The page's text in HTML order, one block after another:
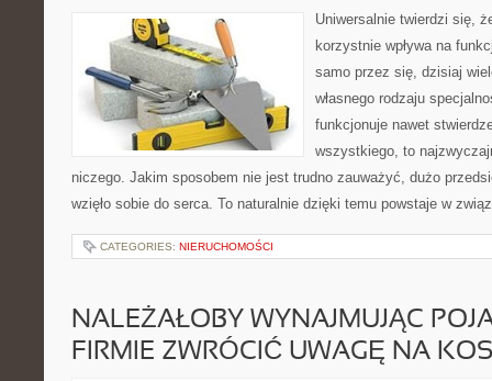
Uniwersalnie twierdzi się,
korzystnie wpływa na
samo przez się, dzisiaj
własnego rodzaju
funkcjonuje nawet
wszystkiego, to
niczego. Jakim sposobem nie jest trudno zauważyć, dużo
wzięło sobie do serca. To naturalnie dzięki temu powstaje w
CATEGORIES: NIERUCHOMOŚCI
NALEŻAŁOBY WYNAJMUJĄC
FIRMIE ZWRÓCIĆ UWAGĘ NA